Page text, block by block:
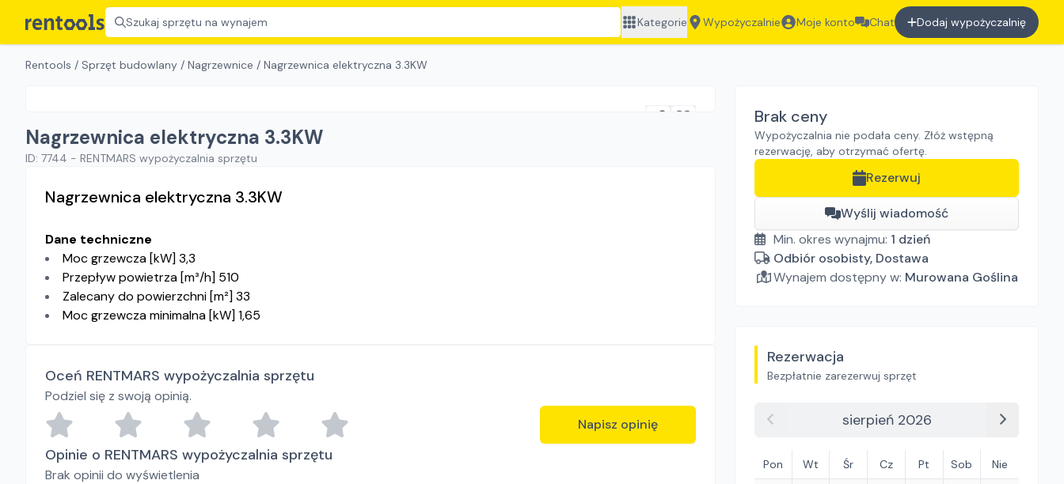
Szukaj sprzętu na wynajem Kategorie Wypożyczalnie Moje konto Chat Dodaj wypożyczalnię
Rentools / Sprzęt budowlany / Nagrzewnice / Nagrzewnica elektryczna 3.3KW
Nagrzewnica elektryczna 3.3KW
ID: 7744 - RENTMARS wypożyczalnia sprzętu
Brak ceny
Wypożyczalnia nie podała ceny. Złóż wstępną
rezerwację, aby otrzymać ofertę.
Rezerwuj
Wyślij wiadomość
Min. okres wynajmu: 1 dzień
Odbiór osobisty, Dostawa
Wynajem dostępny w: Murowana Goślina
Rezerwacja
Bezpłatnie zarezerwuj sprzęt
sierpień 2026
Pon Wt Śr Cz Pt Sob Nie
Nagrzewnica elektryczna 3.3KW
Dane techniczne
Moc grzewcza [kW] 3,3
Przepływ powietrza [m³/h] 510
Zalecany do powierzchni [m²] 33
Moc grzewcza minimalna [kW] 1,65
Oceń RENTMARS wypożyczalnia sprzętu
Podziel się z swoją opinią.
Napisz opinię
Opinie o RENTMARS wypożyczalnia sprzętu
Brak opinii do wyświetlenia